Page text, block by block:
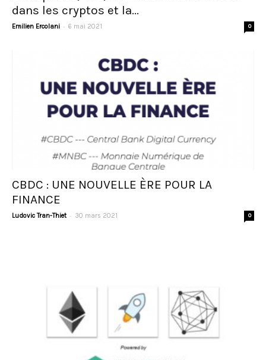
dans les cryptos et la...
Emilien Ercolani - 6 mai 2021 0
CBDC : UNE NOUVELLE ÈRE POUR LA
FINANCE
Ludovic Tran-Thiet - 30 mars 2021 0